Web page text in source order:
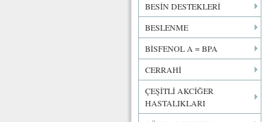
BESİN DESTEKLERİ
BESLENME
BİSFENOL A = BPA
CERRAHİ
ÇEŞİTLİ AKCİĞER
HASTALIKLARI